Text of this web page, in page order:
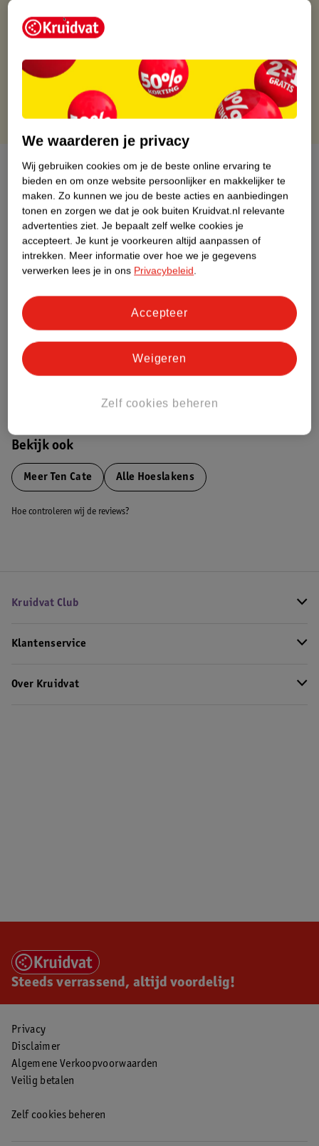
Binnen 1 werkdag verstuurd
Gratis thuisbezorgd
Gratis punten met je Kruidvat kaart
Over dit product
Productinformatie
Etiketinformatie
Impact Score.
Bekijk ook
MeerTen Cate Alle Hoeslakens
Hoe controleren wij de reviews?
Kruidvat Club
Klantenservice
Over Kruidvat
Steeds verrassend, altijd voordelig!
Privacy
Disclaimer
Algemene Verkoopvoorwaarden
Veilig betalen
Zelf cookies beheren
We waarderen je privacy
Wij gebruiken cookies om je de beste online ervaring te
bieden en om onze website persoonlijker en makkelijker te
maken. Zo kunnen we jou de beste acties en aanbiedingen
tonen en zorgen we dat je ook buiten Kruidvat.nl relevante
advertenties ziet. Je bepaalt zelf welke cookies je
accepteert. Je kunt je voorkeuren altijd aanpassen of
intrekken. Meer informatie over hoe we je gegevens
verwerken lees je in ons Privacybeleid.
Zelf cookies beheren
Weigeren
Accepteer